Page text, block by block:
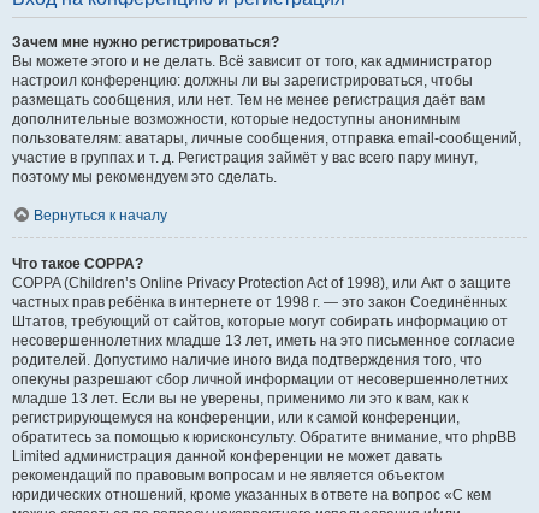
Зачем мне нужно регистрироваться?
Вы можете этого и не делать. Всё зависит от того, как администратор
настроил конференцию: должны ли вы зарегистрироваться, чтобы
размещать сообщения, или нет. Тем не менее регистрация даёт вам
дополнительные возможности, которые недоступны анонимным
пользователям: аватары, личные сообщения, отправка email-сообщений,
участие в группах и т. д. Регистрация займёт у вас всего пару минут,
поэтому мы рекомендуем это сделать.
Вернуться к началу
Что такое COPPA?
COPPA (Children’s Online Privacy Protection Act of 1998), или Акт о защите
частных прав ребёнка в интернете от 1998 г. — это закон Соединённых
Штатов, требующий от сайтов, которые могут собирать информацию от
несовершеннолетних младше 13 лет, иметь на это письменное согласие
родителей. Допустимо наличие иного вида подтверждения того, что
опекуны разрешают сбор личной информации от несовершеннолетних
младше 13 лет. Если вы не уверены, применимо ли это к вам, как к
регистрирующемуся на конференции, или к самой конференции,
обратитесь за помощью к юрисконсульту. Обратите внимание, что phpBB
Limited администрация данной конференции не может давать
рекомендаций по правовым вопросам и не является объектом
юридических отношений, кроме указанных в ответе на вопрос «С кем